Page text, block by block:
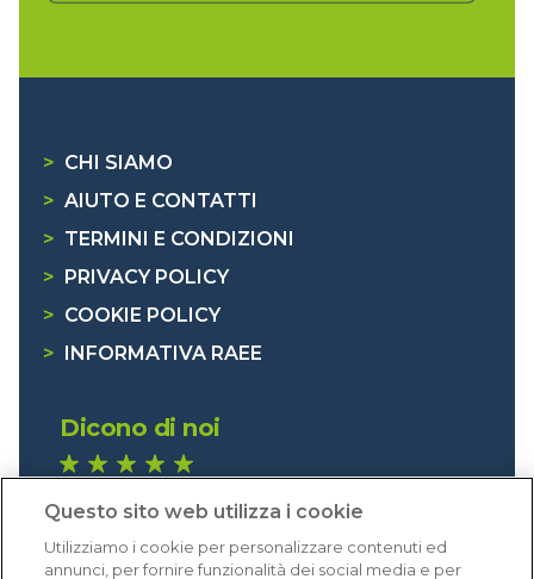
> CHI SIAMO
> AIUTO E CONTATTI
> TERMINI E CONDIZIONI
>
PRIVACY POLICY
> COOKIE POLICY
>
INFORMATIVA RAEE
Dicono di noi
Eccellente (4,8)
Acquisti verificati
Questo sito web utilizza i cookie
Utilizziamo i cookie per personalizzare contenuti ed
annunci, per fornire funzionalità dei social media e per